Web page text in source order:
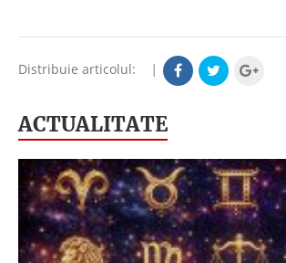
Distribuie articolul: |
ACTUALITATE